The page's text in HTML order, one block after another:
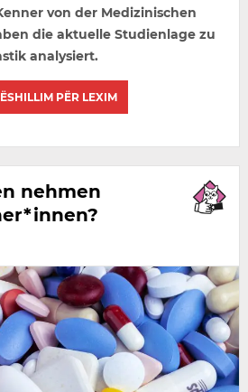
von der Medizinischen
die aktuelle Studienlage zu
analysiert.
PËR LEXIM
nehmen